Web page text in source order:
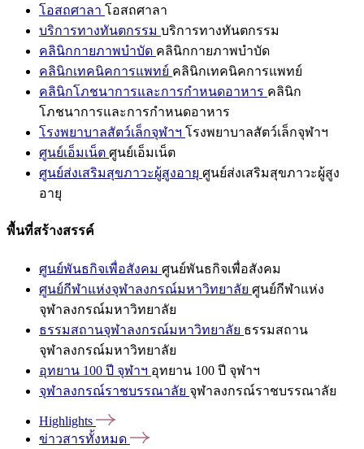
โอสถศาลา โอสถศาลา
บริการทางทันตกรรม บริการทางทันตกรรม
คลินิกกายภาพบำบัด คลินิกกายภาพบำบัด
คลินิกเทคนิคการแพทย์ คลินิกเทคนิคการแพทย์
คลินิกโภชนาการและการกำหนดอาหาร คลินิก
โภชนาการและการกำหนดอาหาร
โรงพยาบาลสัตว์เล็กจุฬาฯ โรงพยาบาลสัตว์เล็กจุฬาฯ
ศูนย์เอ็มเน็ต ศูนย์เอ็มเน็ต
ศูนย์ส่งเสริมสุขภาวะผู้สูงอายุ ศูนย์ส่งเสริมสุขภาวะผู้สูง
อายุ
พื้นที่สร้างสรรค์
ศูนย์พันธกิจเพื่อสังคม ศูนย์พันธกิจเพื่อสังคม
ศูนย์กีฬาแห่งจุฬาลงกรณ์มหาวิทยาลัย ศูนย์กีฬาแห่ง
จุฬาลงกรณ์มหาวิทยาลัย
ธรรมสถานจุฬาลงกรณ์มหาวิทยาลัย ธรรมสถาน
จุฬาลงกรณ์มหาวิทยาลัย
อุทยาน 100 ปี จุฬาฯ อุทยาน 100 ปี จุฬาฯ
จุฬาลงกรณ์ราชบรรณาลัย จุฬาลงกรณ์ราชบรรณาลัย
Highlights
ข่าวสารทั้งหมด